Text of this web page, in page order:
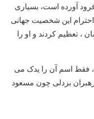
آورده است، بسیاری
این شخصیت جهانی
، تعظیم کردند و او را
فقط اسم آن را یدک می
بزدلی چون مسعود